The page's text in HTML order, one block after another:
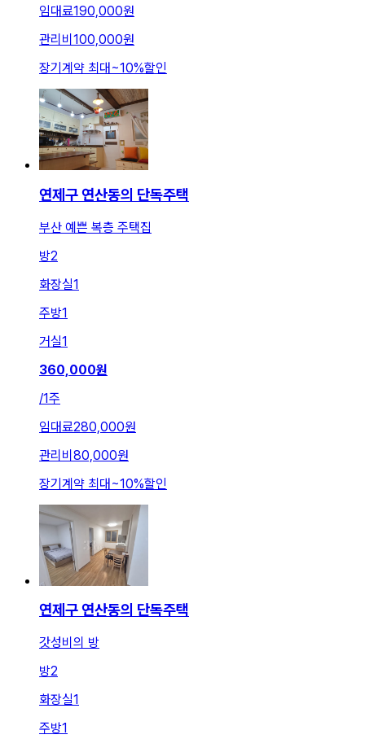
임대료190,000원
관리비 100,000원
장기계약 최대 ~10%할인
연제구 연산동의 단독주택
부산 예쁜 복층 주택집
방2
화장실1
주방1
거실1
360,000원
/1주
임대료280,000원
관리비 80,000원
장기계약 최대~10%할인
연제구 연산동의 단독주택
갓성비의 방
방2
화장실1
주방1